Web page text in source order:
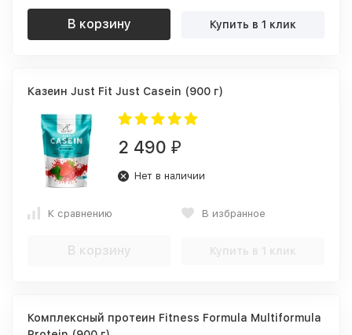
В корзину Купить в 1 клик
Казеин Just Fit Just Casein (900 г)
2 490 ₽
Нет в наличии
К сравнению В избранное
В корзину Купить в 1 клик
Комплексный протеин Fitness Formula Multiformula